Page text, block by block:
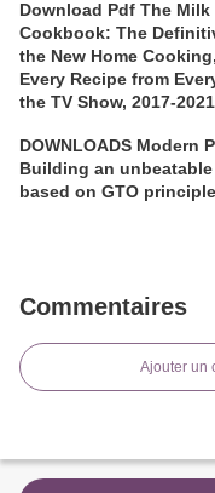
Download Pdf The Milk
Cookbook: The
the New Home
Every Recipe from
the TV Show, 2017-2021
DOWNLOADS Modern
Building an
based on GTO
Commentaires
Ajouter un